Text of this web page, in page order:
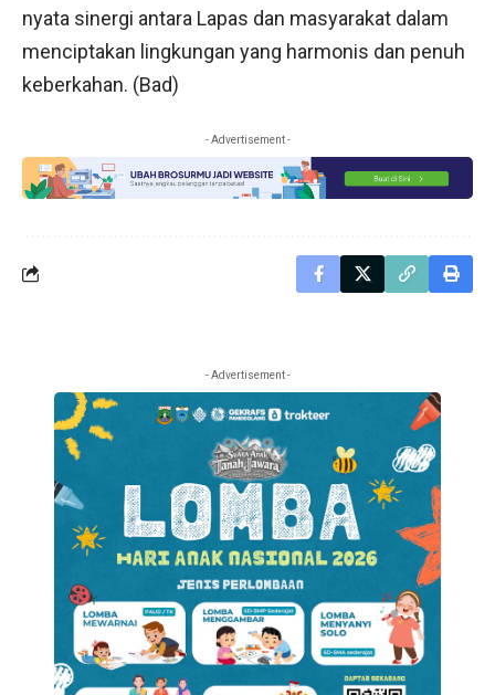
nyata sinergi antara Lapas dan masyarakat dalam
menciptakan lingkungan yang harmonis dan penuh
keberkahan. (Bad)
- Advertisement -
- Advertisement -